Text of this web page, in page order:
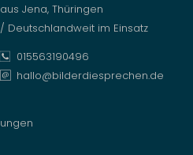
aus Jena, Thüringen
/ Deutschlandweit im Einsatz
015563190496
hallo@bilderdiesprechen.de